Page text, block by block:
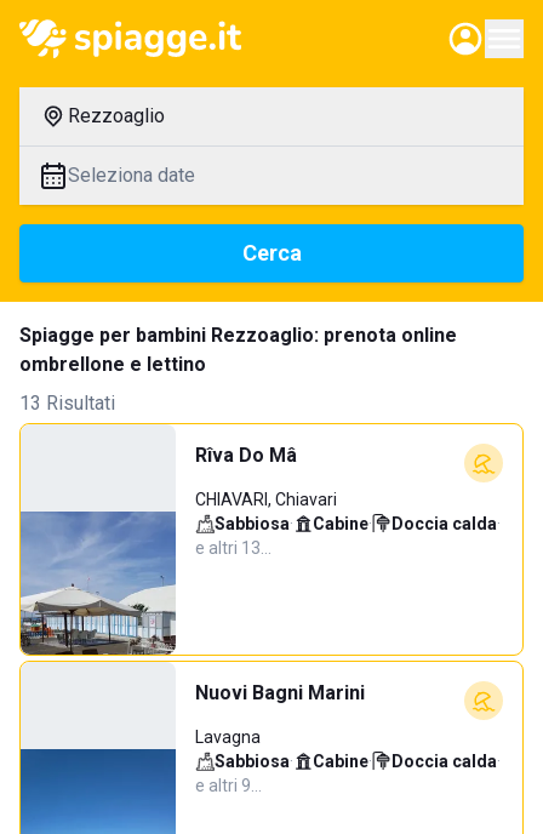
Rezzoaglio
Seleziona date
Cerca
Spiagge per bambini Rezzoaglio: prenota online
ombrellone e lettino
13 Risultati
Rîva Do Mâ
CHIAVARI, Chiavari
Sabbiosa· Cabine· Doccia calda·
e altri 13…
Nuovi Bagni Marini
Lavagna
Sabbiosa· Cabine· Doccia calda·
e altri 9…